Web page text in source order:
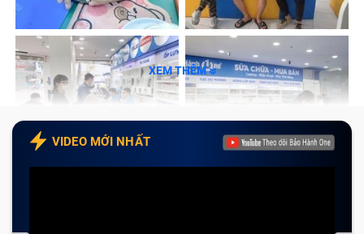
là một người dùng sử dụng laptop cực kỳ cẩn thận thì
đôi khi cũng không tránh khỏi việc vô tình gây ra
những vấn đề rắc rối cho màn hình máy tính.
Hoặc là máy tính của bạn đã sự dụng quá lâu, sản
trong laptop sẽ bị hao mòn theo thời gian nên việc
màn hình laptop Lcd 17.3 Slim 30P gặp vấn đề cũng là
XEM THÊM
VIDEO MỚI NHẤT